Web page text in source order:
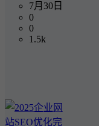
7月30日
0
0
1.5k